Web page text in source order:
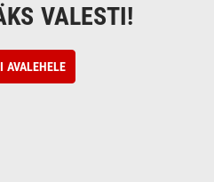
VALESTI!
AVALEHELE